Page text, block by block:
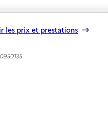
les prix et prestations